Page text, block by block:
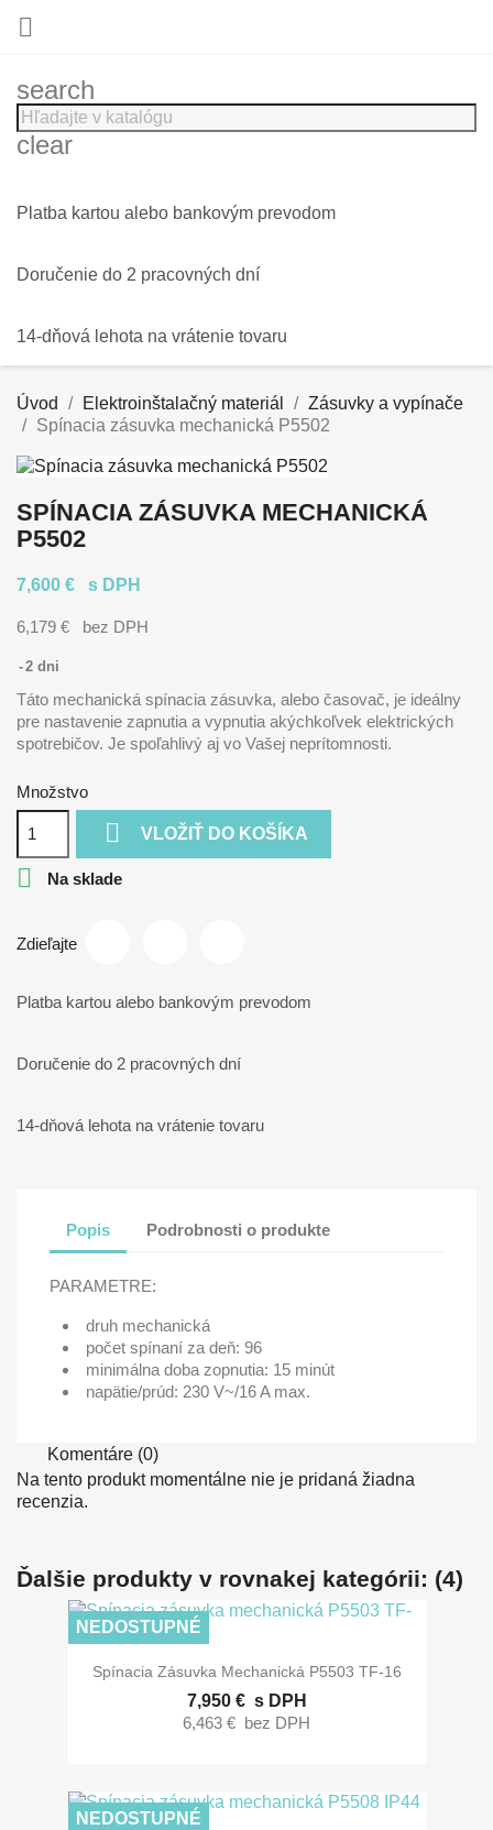

search
clear
Platba kartou alebo bankovým prevodom
Doručenie do 2 pracovných dní
14-dňová lehota na vrátenie tovaru
Úvod Elektroinštalačný materiál
Zásuvky a vypínače
Spínacia zásuvka mechanická P5502
SPÍNACIA ZÁSUVKA MECHANICKÁ
P5502
7,600 € s DPH
6,179 € bez DPH
2 dni
Táto mechanická spínacia zásuvka, alebo časovač, je ideálny
pre nastavenie zapnutia a vypnutia akýchkoľvek elektrických
spotrebičov. Je spoľahlivý aj vo Vašej neprítomnosti.
Množstvo
 VLOŽIŤ DO KOŠÍKA
 Na sklade
Zdieľajte
Platba kartou alebo bankovým prevodom
Doručenie do 2 pracovných dní
14-dňová lehota na vrátenie tovaru
Popis Podrobnosti o produkte
PARAMETRE:
druh mechanická
počet spínaní za deň: 96
minimálna doba zopnutia: 15 minút
napätie/prúd: 230 V~/16 A max.
Komentáre (0)
Na tento produkt momentálne nie je pridaná žiadna
recenzia.
Ďalšie produkty v rovnakej kategórii: (4)
Spínacia Zásuvka Mechanická P5503 TF-16
7,950 € s DPH
6,463 € bez DPH
NEDOSTUPNÉ
NEDOSTUPNÉ